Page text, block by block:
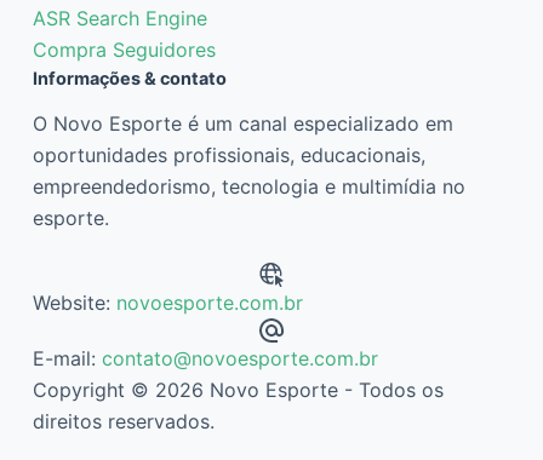
ASR Search Engine
Compra Seguidores
Informações & contato
O Novo Esporte é um canal especializado em
oportunidades profissionais, educacionais,
empreendedorismo, tecnologia e multimídia no
esporte.
Website: novoesporte.com.br
E-mail: contato@novoesporte.com.br
Copyright © 2026 Novo Esporte - Todos os
direitos reservados.